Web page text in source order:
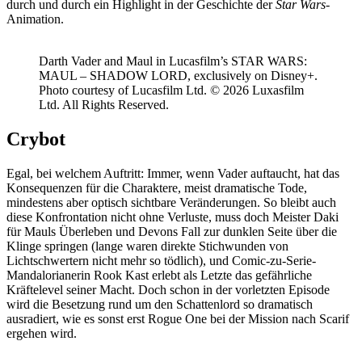
durch und durch ein Highlight in der Geschichte derStar Wars-
Animation.
Darth Vader and Maul in Lucasfilm’s STAR WARS:
MAUL – SHADOW LORD, exclusively on Disney+.
Photo courtesy of Lucasfilm Ltd. © 2026 Luxasfilm
Ltd. All Rights Reserved.
Crybot
Egal, bei welchem Auftritt: Immer, wenn Vader auftaucht, hat das
Konsequenzen für die Charaktere, meist dramatische Tode,
mindestens aber optisch sichtbare Veränderungen. So bleibt auch
diese Konfrontation nicht ohne Verluste, muss doch Meister Daki
für Mauls Überleben und Devons Fall zur dunklen Seite über die
Klinge springen (lange waren direkte Stichwunden von
Lichtschwertern nicht mehr so tödlich), und Comic-zu-Serie-
Mandalorianerin Rook Kast erlebt als Letzte das gefährliche
Kräftelevel seiner Macht. Doch schon in der vorletzten Episode
wird die Besetzung rund um den Schattenlord so dramatisch
ausradiert, wie es sonst erst Rogue One bei der Mission nach Scarif
ergehen wird.